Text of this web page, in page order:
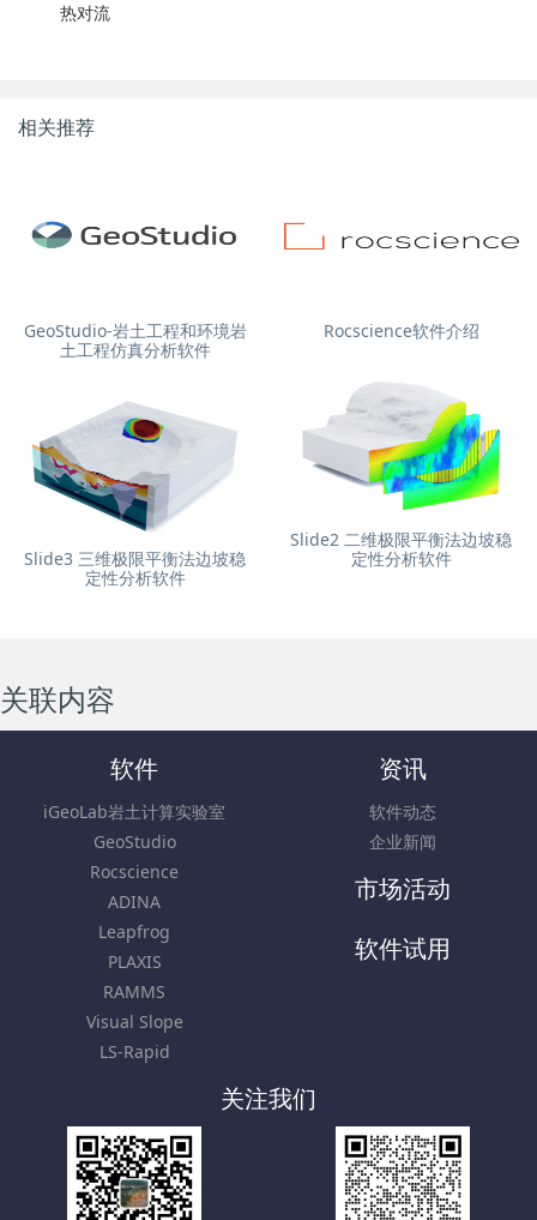
热对流
相关推荐
GeoStudio-岩土工程和环境岩
土工程仿真分析软件
Rocscience软件介绍
Slide2 二维极限平衡法边坡稳
定性分析软件
Slide3 三维极限平衡法边坡稳
定性分析软件
关联内容
软件
iGeoLab岩土计算实验室
GeoStudio
Rocscience
ADINA
Leapfrog
PLAXIS
RAMMS
Visual Slope
LS-Rapid
资讯
软件动态
企业新闻
市场活动
软件试用
关注我们